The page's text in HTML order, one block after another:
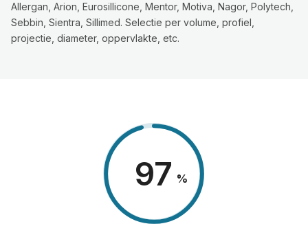
Allergan, Arion, Eurosillicone, Mentor, Motiva, Nagor, Polytech,
Sebbin, Sientra, Sillimed. Selectie per volume, profiel,
projectie, diameter, oppervlakte, etc.
98 %